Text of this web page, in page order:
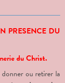
PRESENCE DU
du Christ.
ou retirer la